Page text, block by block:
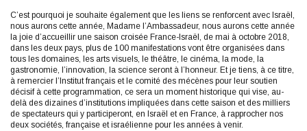
C’est pourquoi je souhaite également que les liens se renforcent avec Israël,
nous aurons cette année, Madame l’Ambassadeur, nous aurons cette année
la joie d’accueillir une saison croisée France-Israël, de mai à octobre 2018,
dans les deux pays, plus de 100 manifestations vont être organisées dans
tous les domaines, les arts visuels, le théâtre, le cinéma, la mode, la
gastronomie, l’innovation, la science seront à l’honneur. Et je tiens, à ce titre,
à remercier l’Institut français et le comité des mécènes pour leur soutien
décisif à cette programmation, ce sera un moment historique qui vise, au-
delà des dizaines d’institutions impliquées dans cette saison et des milliers
de spectateurs qui y participeront, en Israël et en France, à rapprocher nos
deux sociétés, française et israélienne pour les années à venir.